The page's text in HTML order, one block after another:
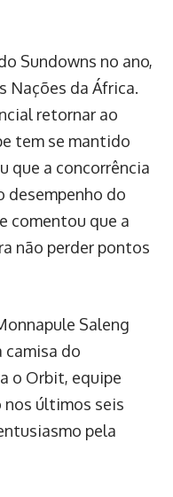
Sundowns no ano,
Nações da África.
retornar ao
tem se mantido
que a concorrência
desempenho do
comentou que a
não perder pontos
Saleng
camisa do
o Orbit, equipe
nos últimos seis
pela